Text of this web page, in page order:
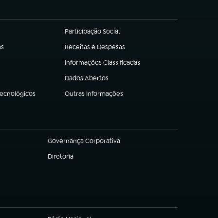
Participação Social
(abre em nova aba)
Receitas e Despesas
(abre em nova aba)
Informações Classificadas
(abre em nova aba)
Dados Abertos
(abre em nova aba)
Outras Informações
(abre em nova aba)
Governança Corporativa
(abre em nova aba)
Diretoria
(abre em nova aba)